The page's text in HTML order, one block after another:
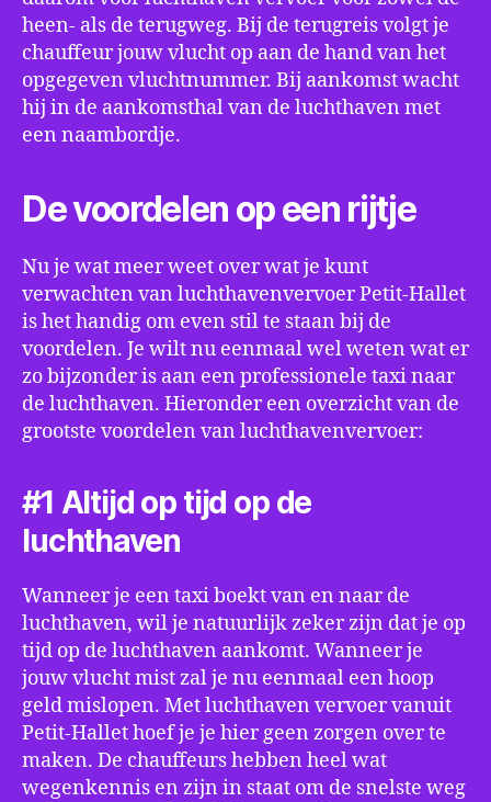
heen- als de terugweg. Bij de terugreis volgt je
chauffeur jouw vlucht op aan de hand van het
opgegeven vluchtnummer. Bij aankomst wacht
hij in de aankomsthal van de luchthaven met
een naambordje.
De voordelen op een rijtje
Nu je wat meer weet over wat je kunt
verwachten van luchthavenvervoer Petit-Hallet
is het handig om even stil te staan bij de
voordelen. Je wilt nu eenmaal wel weten wat er
zo bijzonder is aan een professionele taxi naar
de luchthaven. Hieronder een overzicht van de
grootste voordelen van luchthavenvervoer:
#1 Altijd op tijd op de
luchthaven
Wanneer je een taxi boekt van en naar de
luchthaven, wil je natuurlijk zeker zijn dat je op
tijd op de luchthaven aankomt. Wanneer je
jouw vlucht mist zal je nu eenmaal een hoop
geld mislopen. Met luchthaven vervoer vanuit
Petit-Hallet hoef je je hier geen zorgen over te
maken. De chauffeurs hebben heel wat
wegenkennis en zijn in staat om de snelste weg